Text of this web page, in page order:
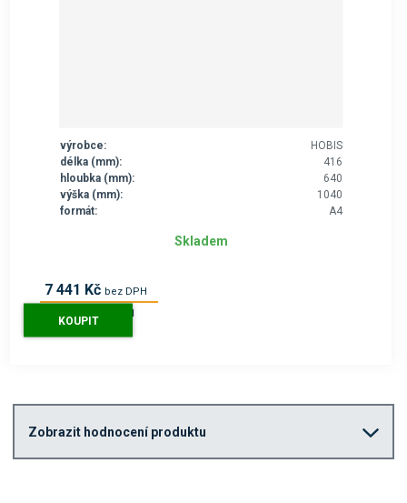
výrobce:
HOBIS
délka (mm):
416
hloubka (mm):
640
výška (mm):
1040
formát:
A4
7 441 Kč bez DPH
s DPH
Skladem
KOUPIT
Zobrazit hodnocení produktu